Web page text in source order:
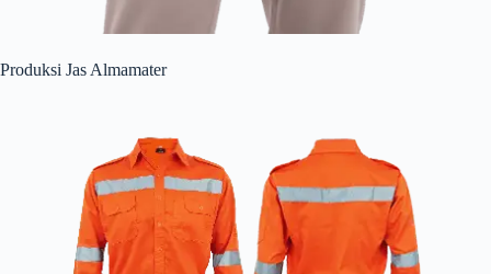
Produksi Jas Almamater